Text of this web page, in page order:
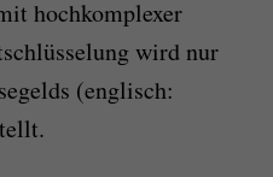
hochkomplexer
wird nur
(englisch: